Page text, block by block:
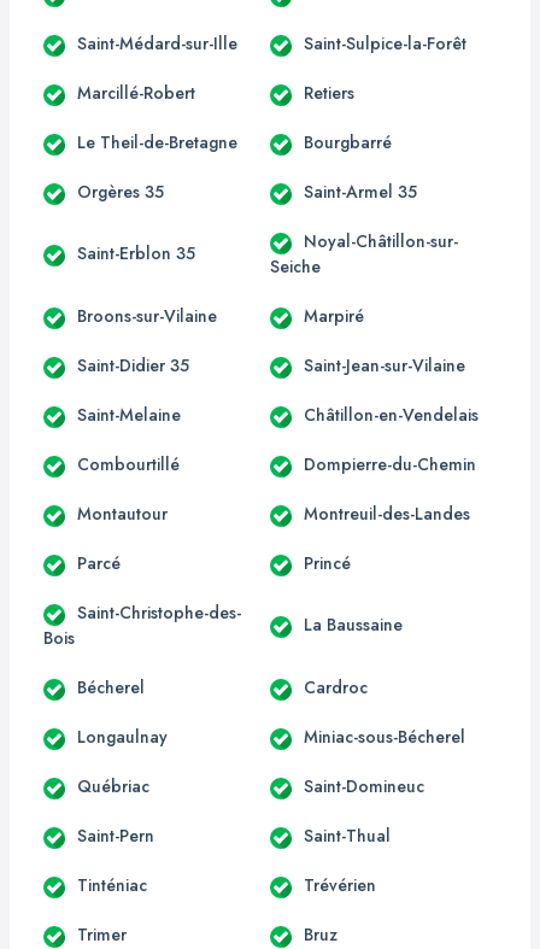
Saint-Médard-sur-Ille Saint-Sulpice-la-Forêt
Marcillé-Robert Retiers
Le Theil-de-Bretagne Bourgbarré
Orgères 35 Saint-Armel 35
Saint-Erblon 35
Noyal-Châtillon-sur-
Seiche
Broons-sur-Vilaine Marpiré
Saint-Didier 35 Saint-Jean-sur-Vilaine
Saint-Melaine Châtillon-en-Vendelais
Combourtillé Dompierre-du-Chemin
Montautour Montreuil-des-Landes
Parcé Princé
Saint-Christophe-des-
Bois
La Baussaine
Bécherel Cardroc
Longaulnay Miniac-sous-Bécherel
Québriac Saint-Domineuc
Saint-Pern Saint-Thual
Tinténiac Trévérien
Trimer Bruz